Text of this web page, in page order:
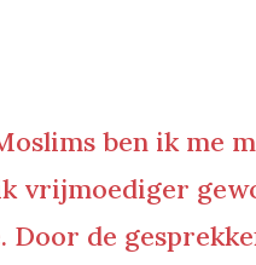
ben ik me
vrijmoediger
de